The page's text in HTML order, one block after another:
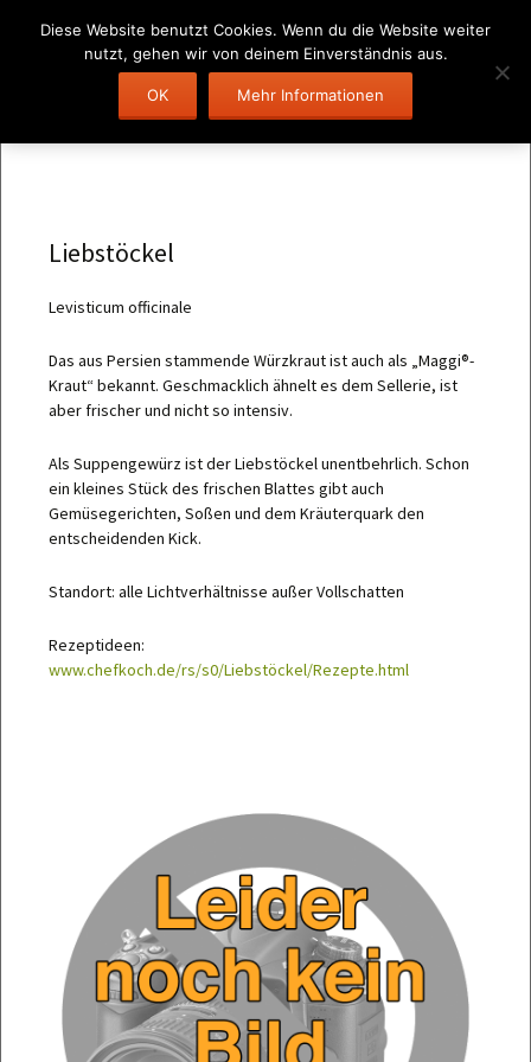
Inhalt
Liebstöckel
Levisticum officinale
Das aus Persien stammende Würzkraut ist auch als „Maggi®-
Kraut“ bekannt. Geschmacklich ähnelt es dem Sellerie, ist
aber frischer und nicht so intensiv.
Als Suppengewürz ist der Liebstöckel unentbehrlich. Schon
ein kleines Stück des frischen Blattes gibt auch
Gemüsegerichten, Soßen und dem Kräuterquark den
entscheidenden Kick.
Standort: alle Lichtverhältnisse außer Vollschatten
Rezeptideen:
www.chefkoch.de/rs/s0/Liebstöckel/Rezepte.html
Diese Website benutzt Cookies. Wenn du die Website weiter
nutzt, gehen wir von deinem Einverständnis aus.
OK Mehr Informationen